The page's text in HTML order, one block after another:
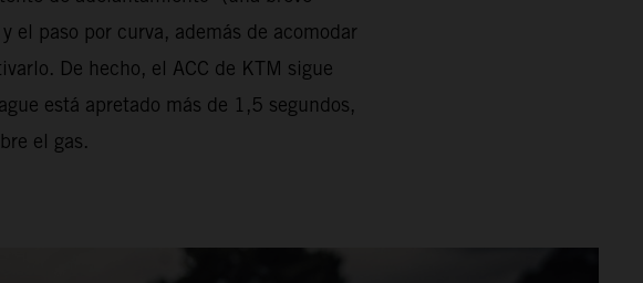
paso por curva, además de acomodar
De hecho, el ACC de KTM sigue
está apretado más de 1,5 segundos,
el gas.